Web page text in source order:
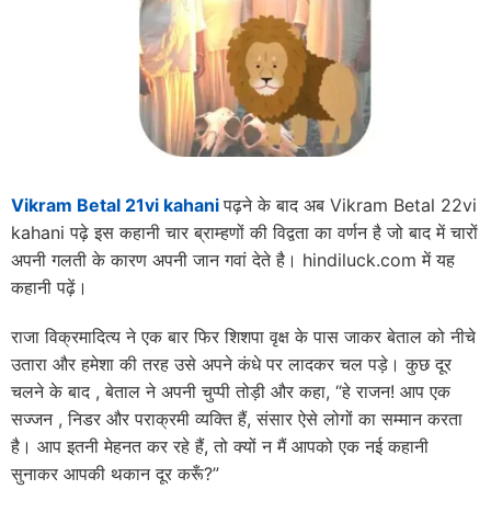
Vikram Betal 21vi kahaniपढ़ने के बाद अब Vikram Betal 22vi
kahani पढ़े इस कहानी चार ब्राम्हणों की विद्वता का वर्णन है जो बाद में चारों
अपनी गलती के कारण अपनी जान गवां देते है। hindiluck.com में यह
कहानी पढ़ें।
राजा विक्रमादित्य ने एक बार फिर शिशपा वृक्ष के पास जाकर बेताल को नीचे
उतारा और हमेशा की तरह उसे अपने कंधे पर लादकर चल पड़े। कुछ दूर
चलने के बाद , बेताल ने अपनी चुप्पी तोड़ी और कहा, “हे राजन! आप एक
सज्जन , निडर और पराक्रमी व्यक्ति हैं, संसार ऐसे लोगों का सम्मान करता
है। आप इतनी मेहनत कर रहे हैं, तो क्यों न मैं आपको एक नई कहानी
सुनाकर आपकी थकान दूर करूँ?”